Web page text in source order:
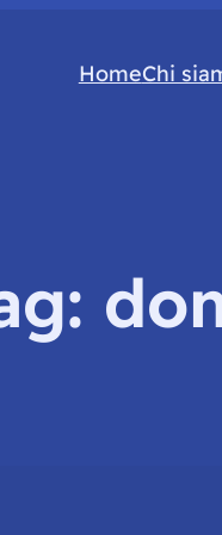
HomeChi